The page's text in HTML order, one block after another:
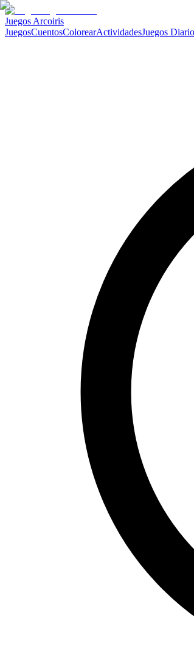
Juegos Arcoiris
JuegosCuentosColorearActividadesJuegos